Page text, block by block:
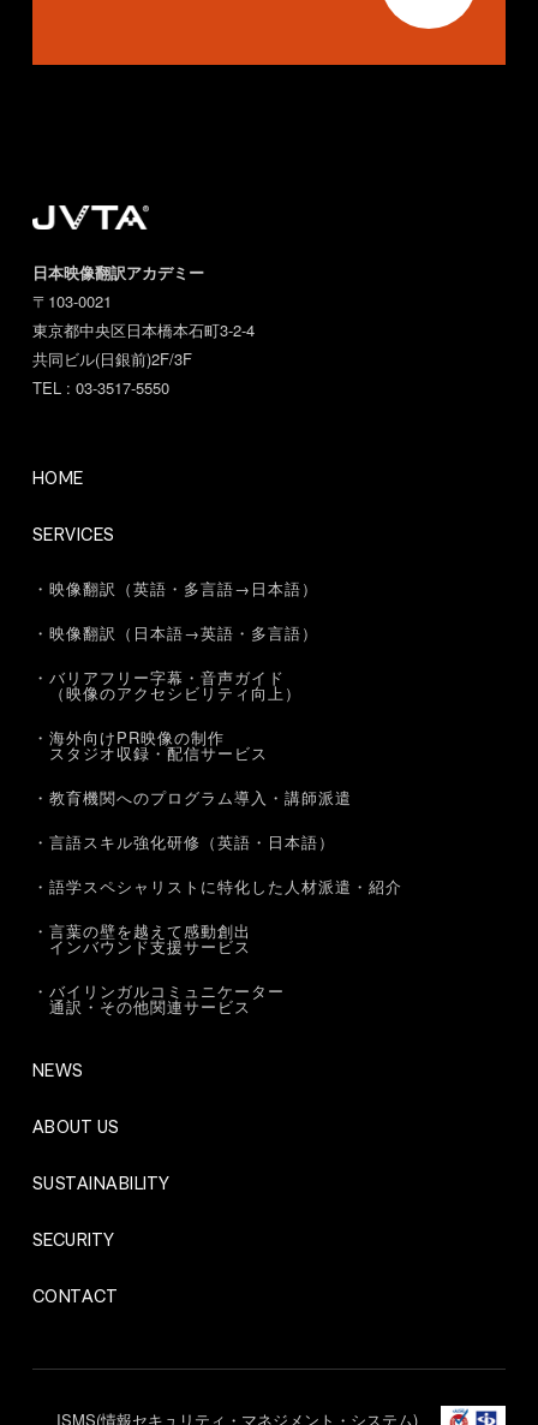
日本映像翻訳アカデミー
〒103-0021
東京都中央区日本橋本石町3-2-4
共同ビル(日銀前)2F/3F
TEL : 03-3517-5550
HOME
SERVICES
・映像翻訳（英語・多言語→日本語）
・映像翻訳（日本語→英語・多言語）
・バリアフリー字幕・音声ガイド
（映像のアクセシビリティ向上）
・海外向けPR映像の制作
スタジオ収録・配信サービス
・教育機関へのプログラム導入・講師派遣
・言語スキル強化研修（英語・日本語）
・語学スペシャリストに特化した人材派遣・紹介
・言葉の壁を越えて感動創出
インバウンド支援サービス
・バイリンガルコミュニケーター
通訳・その他関連サービス
NEWS
ABOUT US
SUSTAINABILITY
SECURITY
CONTACT
ISMS(情報セキュリティ・マネジメント・システム)